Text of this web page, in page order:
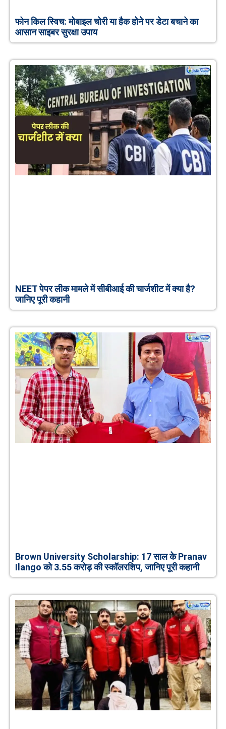
फोन किल स्विच: मोबाइल चोरी या हैक होने पर डेटा बचाने का
आसान साइबर सुरक्षा उपाय
NEET पेपर लीक मामले में सीबीआई की चार्जशीट में क्या है?
जानिए पूरी कहानी
Brown University Scholarship: 17 साल के Pranav
Ilango को 3.55 करोड़ की स्कॉलरशिप, जानिए पूरी कहानी